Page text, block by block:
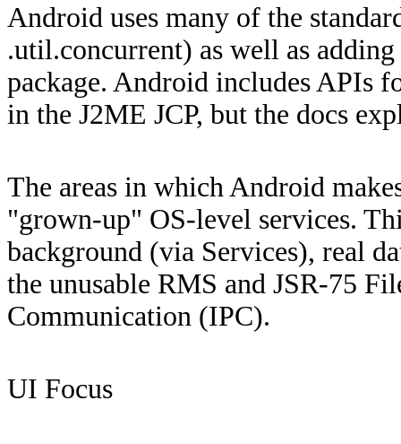
Android uses many of the
.util.concurrent) as well as
package. Android includes APIs
in the J2ME JCP, but the docs
The areas in which Android
"grown-up" OS-level services.
background (via Services), real
the unusable RMS and JSR-75
Communication (IPC).
UI Focus